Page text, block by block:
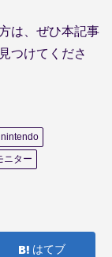
は、ぜひ本記事
つけてくださ
nintendo
ニター
はてブ